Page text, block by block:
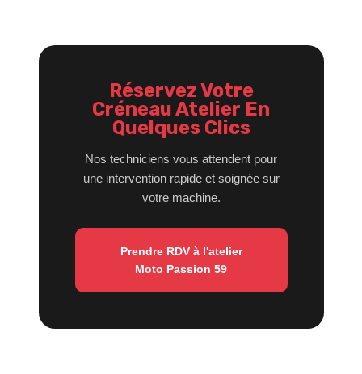
Réservez Votre
Créneau Atelier En
Quelques Clics
Nos techniciens vous attendent pour
une intervention rapide et soignée sur
votre machine.
Prendre RDV à l'atelier
Moto Passion 59